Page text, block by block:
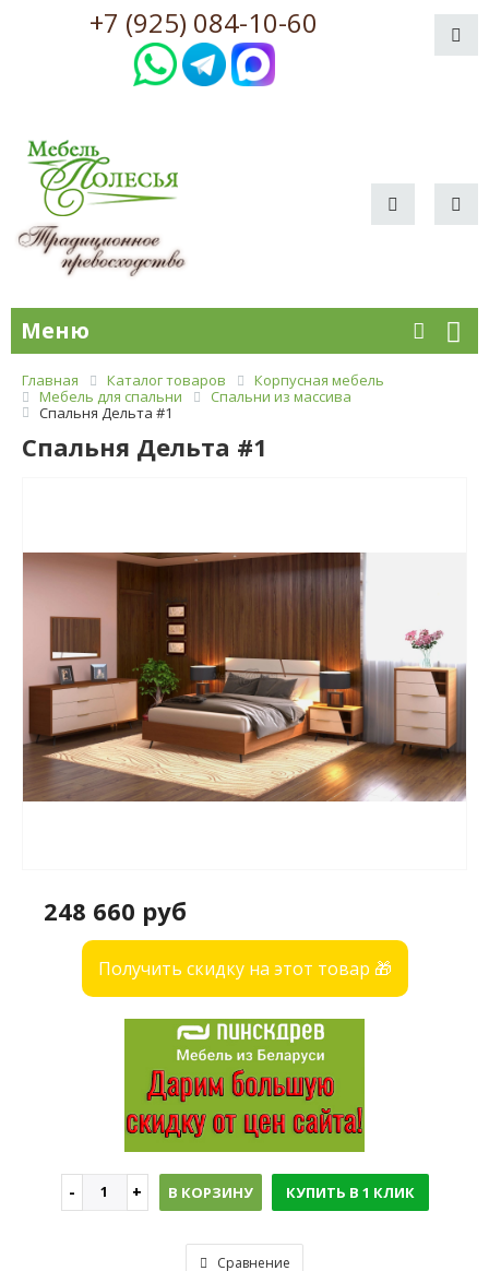
+7 (925) 084-10-60
Меню
Главная Каталог товаров
Корпусная мебель
Мебель для спальни
Спальни из массива
Спальня Дельта #1
Спальня Дельта #1
248 660 руб
Получить скидку на этот товар 🎁
В КОРЗИНУ КУПИТЬ В 1 КЛИК
Сравнение